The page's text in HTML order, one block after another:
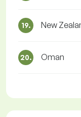
19. New
20. Oman